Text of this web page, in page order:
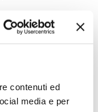
contenuti ed
media e per
all’esigenza
verde delle
e finanziaria,
l’attualirà: come i